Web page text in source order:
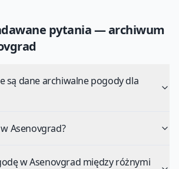
pytania — archiwum
są dane archiwalne pogody dla
Asenovgrad?
w Asenovgrad między różnymi